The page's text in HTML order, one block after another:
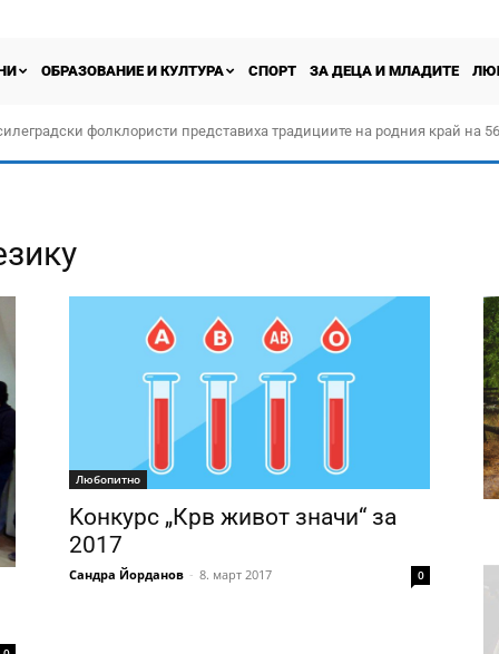
ОБРАЗОВАНИЕ И КУЛТУРА СПОРТ ЗА ДЕЦА И МЛАДИТЕ
фолклористи представиха традициите на родния край на
„Прођох Левач, прођох Шумадију“
Любопитно
Kонкурс „Крв живот значи“ за
2017
Сандра Йорданов - 8. март 2017 0